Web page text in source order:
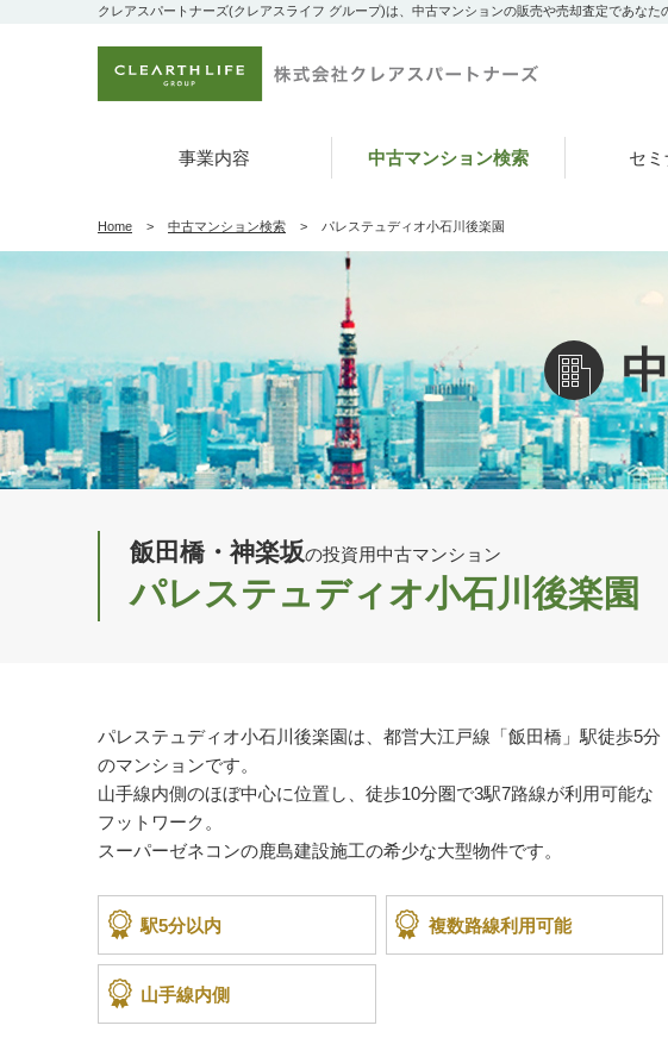
クレアスパートナーズ(クレアスライフ グループ)は、中古マンションの販売や売却査定であなた
事業内容 中古マンション検索 セ
Home 中古マンション検索 パレステュディオ小石川後楽園
飯田橋・神楽坂の投資用中古マンション
パレステュディオ小石川後楽園
パレステュディオ小石川後楽園は、都営大江戸線「飯田橋」駅徒歩5分
のマンションです。
山手線内側のほぼ中心に位置し、徒歩10分圏で3駅7路線が利用可能な
フットワーク。
スーパーゼネコンの鹿島建設施工の希少な大型物件です。
駅5分以内 複数路線利用可能
山手線内側